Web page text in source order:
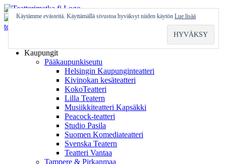
Skip
to
content
Kaupungit
Pääkaupunkiseutu
Helsingin Kaupunginteatteri
Kivinokan kesäteatteri
KokoTeatteri
Lilla Teatern
Musiikkiteatteri Kapsäkki
Peacock-teatteri
Studio Pasila
Suomen Komediateatteri
Svenska Teatern
Teatteri Vantaa
Tampere & Pirkanmaa
Käytämme evästeitä. Käyttämällä sivustoa hyväksyt niiden käytön Lue lisää